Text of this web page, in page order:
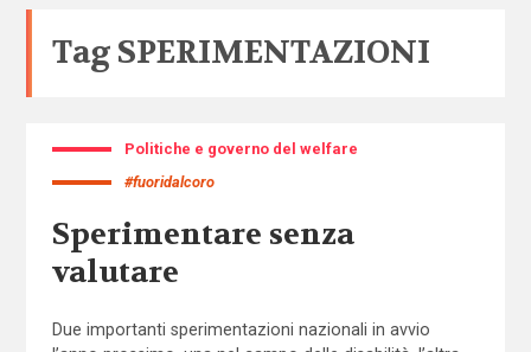
Tag SPERIMENTAZIONI
Politiche e governo del welfare
#fuoridalcoro
Sperimentare senza
valutare
Due importanti sperimentazioni nazionali in avvio